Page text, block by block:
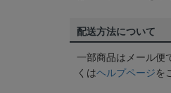
配送方法について
一部商品はメール便
くはヘルプページを